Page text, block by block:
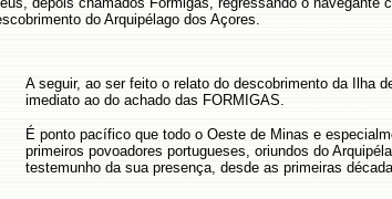
do Arquipélago dos Açores.
A seguir, ao ser feito o relato do descobrimento da Ilha
imediato ao do achado das FORMIGAS.
É ponto pacífico que todo o Oeste de Minas e
primeiros povoadores portugueses, oriundos do
testemunho da sua presença, desde as primeiras